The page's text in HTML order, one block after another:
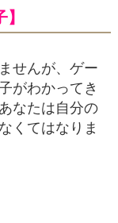
せんが、ゲー
がわかってき
なたは自分の
くてはなりま